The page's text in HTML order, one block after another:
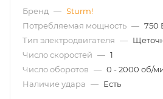
Бренд — Sturm!
Потребляемая мощность — 750
Тип электродвигателя —
Число скоростей — 1
Число оборотов — 0 - 2000 об/
Наличие удара — Есть